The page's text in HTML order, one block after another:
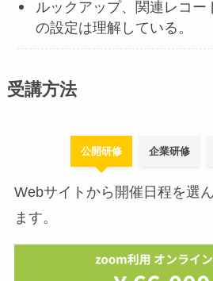
ルックアップ、関連レコー
の設定は理解している。
受講方法
公開研修 企業研修
Webサイトから開催日程を選
ます。